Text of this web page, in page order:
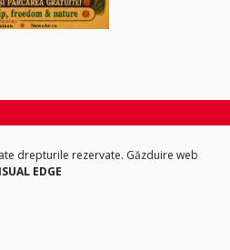
drepturile rezervate. Găzduire web
EDGE